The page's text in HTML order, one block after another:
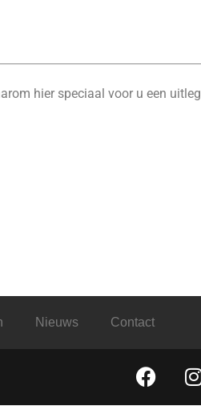
hier speciaal voor u een uitleg
Nieuws Contact